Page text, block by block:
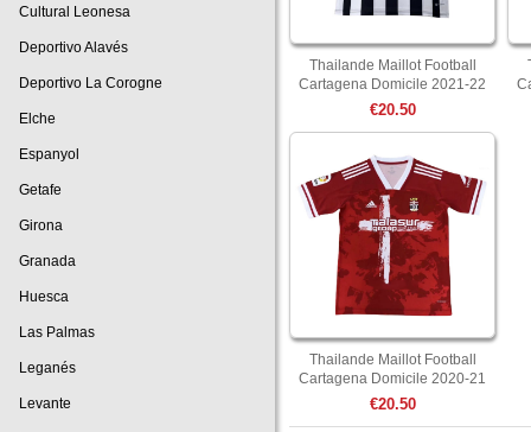
Cultural Leonesa
Deportivo Alavés
Deportivo La Corogne
Elche
Espanyol
Getafe
Girona
Granada
Huesca
Las Palmas
Leganés
Levante
Thailande Maillot Football
Cartagena Domicile 2021-22
€20.50
Thailande Maillot Football
Cartagena Domicile 2020-21
€20.50